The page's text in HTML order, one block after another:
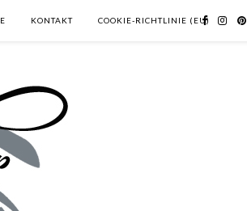
KONTAKT COOKIE-RICHTLINIE (EU)